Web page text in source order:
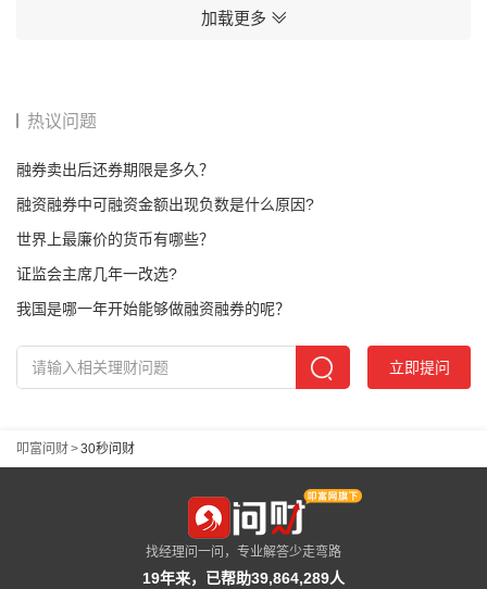
加载更多
热议问题
融券卖出后还券期限是多久？
融资融券中可融资金额出现负数是什么原因?
世界上最廉价的货币有哪些？
证监会主席几年一改选?
我国是哪一年开始能够做融资融券的呢？
立即提问
叩富问财>30秒问财
找经理问一问，专业解答少走弯路
19年来，已帮助39,864,289人